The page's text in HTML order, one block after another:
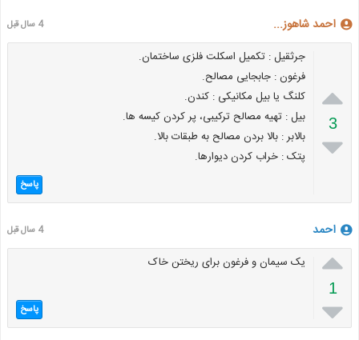
احمد شاهوز... 4 سال قبل

3

جرثقیل : تکمیل اسکلت فلزی ساختمان.
فرغون : جابجایی مصالح.
کلنگ یا بیل مکانیکی : کندن.
بیل : تهیه مصالح ترکیبی، پر کردن کیسه ها.
بالابر : بالا بردن مصالح به طبقات بالا.
پتک : خراب کردن دیوارها.
پاسخ
احمد 4 سال قبل

1

یک سیمان و فرغون برای ریختن خاک
پاسخ